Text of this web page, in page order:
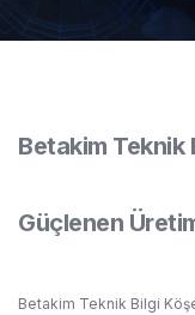
Betakim Teknik
Güçlenen
Betakim Teknik Bilgi